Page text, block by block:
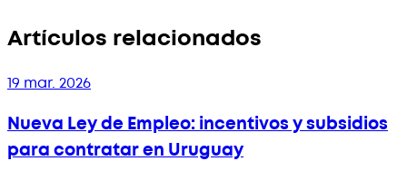
Artículos relacionados
19 mar. 2026
Nueva Ley de Empleo: incentivos y subsidios
para contratar en Uruguay